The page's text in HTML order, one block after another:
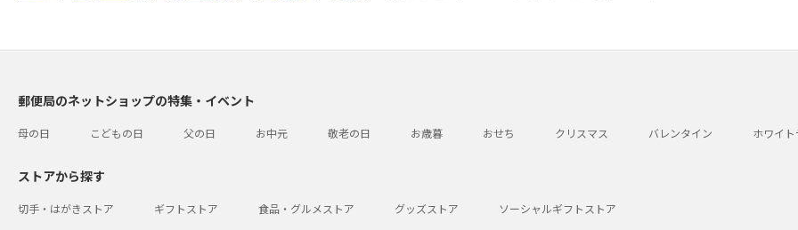
郵便局のネットショップの特集・イベント
母の日 こどもの日 父の日 お中元 敬老の日 お歳暮 おせち クリスマス バレンタイン ホワイト
ストアから探す
切手・はがきストア ギフトストア 食品・グルメストア グッズストア ソーシャルギフトストア